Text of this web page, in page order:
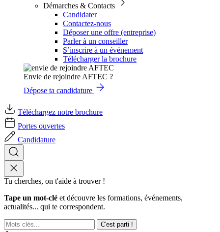
Démarches & Contacts
Candidater
Contactez-nous
Déposer une offre (entreprise)
Parler à un conseiller
S’inscrire à un événement
Télécharger la brochure
Envie de rejoindre AFTEC ?
Dépose ta candidature
Téléchargez notre brochure
Portes ouvertes
Candidature
Tu cherches, on t'aide à trouver !
Tape un mot-clé et découvre les formations, événements,
actualités... qui te correspondent.
C'est parti !